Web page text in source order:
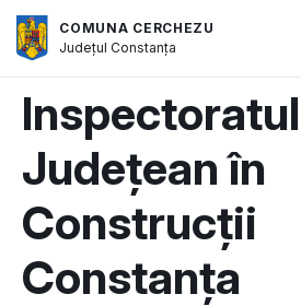
COMUNA CERCHEZU
JudețulConstanța
Inspectoratul
Județean în
Construcții
Constanța